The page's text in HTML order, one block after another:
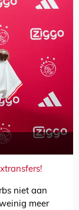
niet aan
meer